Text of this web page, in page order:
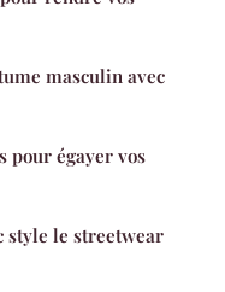
masculin avec
pour égayer vos
style le streetwear